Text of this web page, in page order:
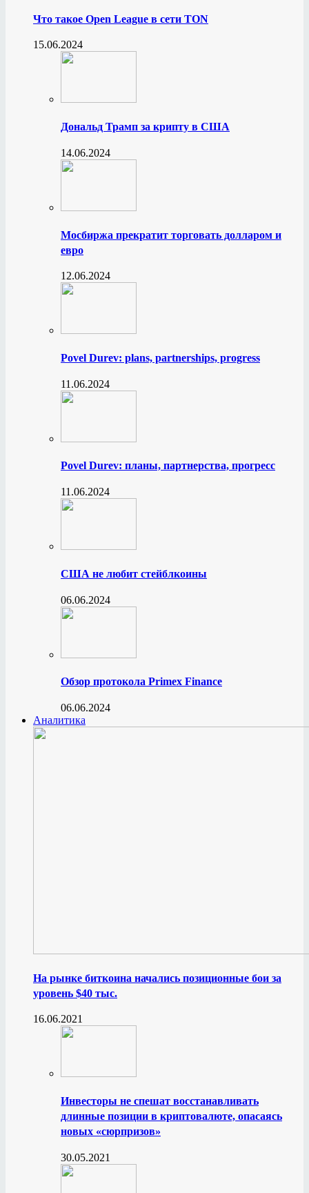
Что такое Open League в сети TON
15.06.2024
Дональд Трамп за крипту в США
14.06.2024
Мосбиржа прекратит торговать долларом и
евро
12.06.2024
Povel Durev: plans, partnerships, progress
11.06.2024
Povel Durev: планы, партнерства, прогресс
11.06.2024
США не любит стейблкоины
06.06.2024
Обзор протокола Primex Finance
06.06.2024
Аналитика
На рынке биткоина начались позиционные бои за
уровень $40 тыс.
16.06.2021
Инвесторы не спешат восстанавливать
длинные позиции в криптовалюте, опасаясь
новых «сюрпризов»
30.05.2021